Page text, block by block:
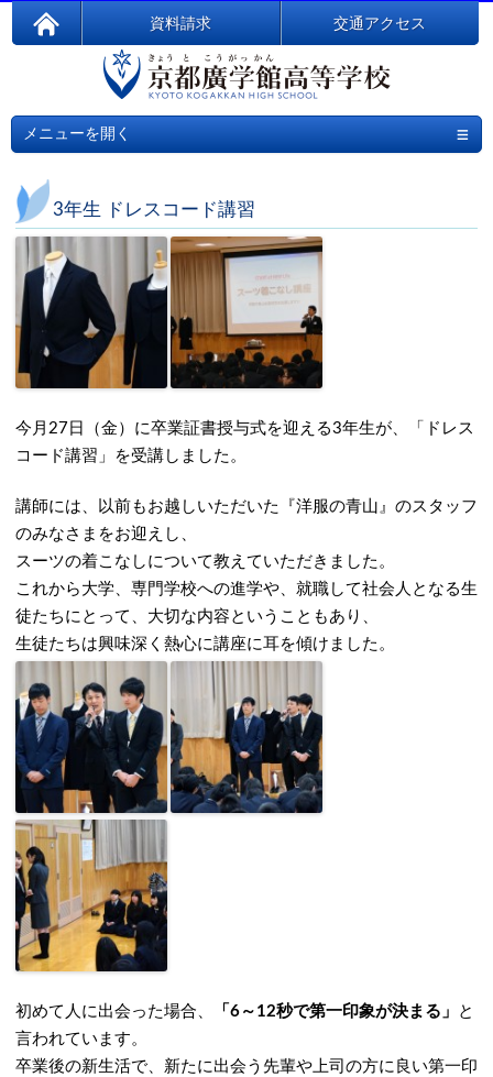
資料請求 交通アクセス
メニューを開く ≡
3年生 ドレスコード講習
今月27日（金）に卒業証書授与式を迎える3年生が、「ドレス
コード講習」を受講しました。
講師には、以前もお越しいただいた『洋服の青山』のスタッフ
のみなさまをお迎えし、
スーツの着こなしについて教えていただきました。
これから大学、専門学校への進学や、就職して社会人となる生
徒たちにとって、大切な内容ということもあり、
生徒たちは興味深く熱心に講座に耳を傾けました。
初めて人に出会った場合、 「6～12秒で第一印象が決まる」
と
言われています。
卒業後の新生活で、新たに出会う先輩や上司の方に良い第一印